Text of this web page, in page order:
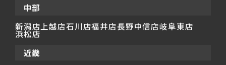
中部
新潟店 上越店石川店福井店長野中信店岐阜東店
浜松店
近畿